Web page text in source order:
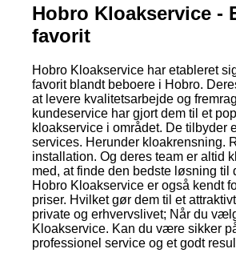
Hobro Kloakservice -
favorit
Hobro Kloakservice har etableret
favorit blandt beboere i Hobro.
at levere kvalitetsarbejde og
kundeservice har gjort dem til et
kloakservice i området. De tilbyder
services. Herunder kloakrensning.
installation. Og deres team er altid
med, at finde den bedste løsning til
Hobro Kloakservice er også kendt
priser. Hvilket gør dem til et
private og erhvervslivet; Når du
Kloakservice. Kan du være sikker
professionel service og et godt